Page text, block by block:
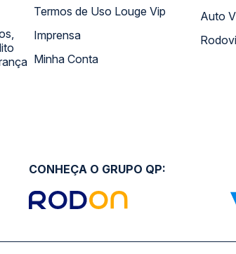
Termos de Uso Louge Vip
Imprensa
Minha Conta
CONHEÇA O GRUPO QP: